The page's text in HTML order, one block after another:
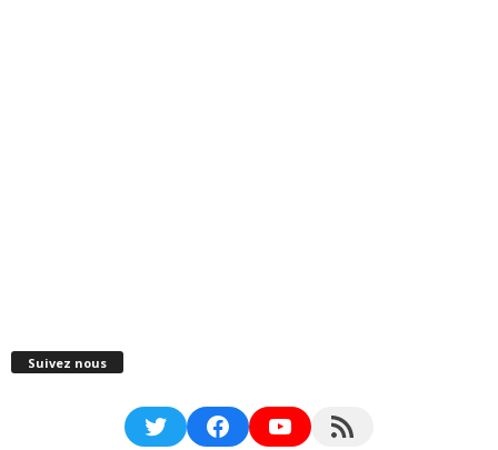
Suivez nous
TwitterFacebookYouTubeRSS Feed